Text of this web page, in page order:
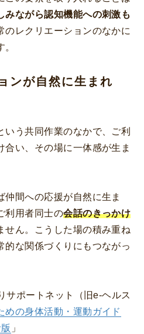
みながら認知機能への刺激も
のレクリエーションのなかに
ンが自然に生まれ
いう共同作業のなかで、ご利
合い、その場に一体感が生ま
間への応援が自然に生ま
利用者同士の会話のきっかけ
せん。こうした場の積み重ね
的な関係づくりにもつながっ
ポートネット（旧e-ヘルス
めの身体活動・運動ガイド
」